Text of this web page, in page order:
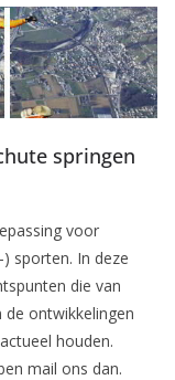
springen
voor
sporten. In deze
die van
ontwikkelingen
houden.
mail ons dan.